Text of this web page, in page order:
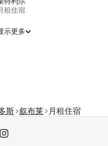
租住宿
示更多
斯 叙布莱 月租住宿